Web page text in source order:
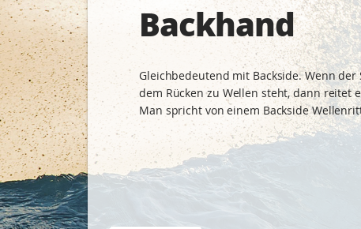
Backhand
Gleichbedeutend mit Backside. Wenn
dem Rücken zu Wellen steht, dann reitet
Man spricht von einem Backside